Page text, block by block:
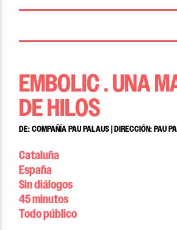
EMBOLIC . UNA
DE HILOS
DE: COMPAÑÍA PAU PALAUS | DIRECCIÓN: PAU
Cataluña
España
Sin diálogos
45 minutos
Todo público